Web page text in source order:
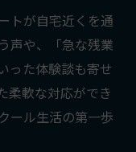
方
園タイミング
クールの選び
るかを詳しく
トが自宅近くを通
声や、「急な残業
った体験談も寄せ
柔軟な対応ができ
ール生活の第一歩